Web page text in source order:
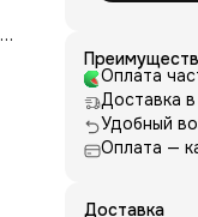
Оплата
Доставка
Удобный
Оплата —
Доставка